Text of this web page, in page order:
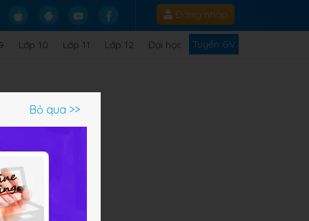
Đăng nhập
Lớp 10 Lớp 11 Lớp 12 Đại học Tuyển GV
Bỏ qua >>